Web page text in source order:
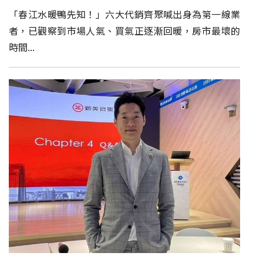
「春江水暖鴨先知！」六大代銷齊聚喊出身為第一線業
者，已觀察到市場人氣、買氣正逐漸回暖，房市最壞的
時間...